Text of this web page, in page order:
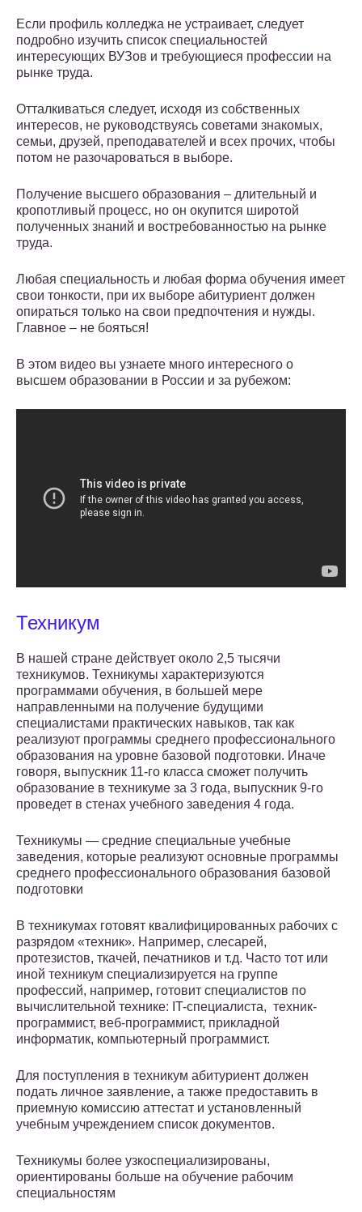
Если профиль колледжа не устраивает, следует
подробно изучить список специальностей
интересующих ВУЗов и требующиеся профессии на
рынке труда.
Отталкиваться следует, исходя из собственных
интересов, не руководствуясь советами знакомых,
семьи, друзей, преподавателей и всех прочих, чтобы
потом не разочароваться в выборе.
Получение высшего образования – длительный и
кропотливый процесс, но он окупится широтой
полученных знаний и востребованностью на рынке
труда.
Любая специальность и любая форма обучения имеет
свои тонкости, при их выборе абитуриент должен
опираться только на свои предпочтения и нужды.
Главное – не бояться!
В этом видео вы узнаете много интересного о
высшем образовании в России и за рубежом:
Техникум
В нашей стране действует около 2,5 тысячи
техникумов. Техникумы характеризуются
программами обучения, в большей мере
направленными на получение будущими
специалистами практических навыков, так как
реализуют программы среднего профессионального
образования на уровне базовой подготовки. Иначе
говоря, выпускник 11-го класса сможет получить
образование в техникуме за 3 года, выпускник 9-го
проведет в стенах учебного заведения 4 года.
Техникумы — средние специальные учебные
заведения, которые реализуют основные программы
среднего профессионального образования базовой
подготовки
В техникумах готовят квалифицированных рабочих с
разрядом «техник». Например, слесарей,
протезистов, ткачей, печатников и т.д. Часто тот или
иной техникум специализируется на группе
профессий, например, готовит специалистов по
вычислительной технике: IT-специалиста, техник-
программист, веб-программист, прикладной
информатик, компьютерный программист.
Для поступления в техникум абитуриент должен
подать личное заявление, а также предоставить в
приемную комиссию аттестат и установленный
учебным учреждением список документов.
Техникумы более узкоспециализированы,
ориентированы больше на обучение рабочим
специальностям